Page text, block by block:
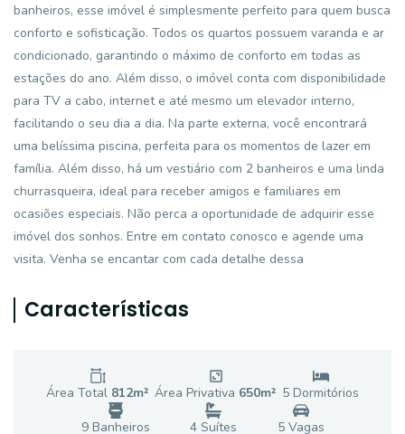
banheiros, esse imóvel é simplesmente perfeito para quem busca
conforto e sofisticação. Todos os quartos possuem varanda e ar
condicionado, garantindo o máximo de conforto em todas as
estações do ano. Além disso, o imóvel conta com disponibilidade
para TV a cabo, internet e até mesmo um elevador interno,
facilitando o seu dia a dia. Na parte externa, você encontrará
uma belíssima piscina, perfeita para os momentos de lazer em
família. Além disso, há um vestiário com 2 banheiros e uma linda
churrasqueira, ideal para receber amigos e familiares em
ocasiões especiais. Não perca a oportunidade de adquirir esse
imóvel dos sonhos. Entre em contato conosco e agende uma
visita. Venha se encantar com cada detalhe dessa
Características
Área Total 812m² Área Privativa 650m² 5 Dormitórios
9Banheiros 4 Suítes 5Vagas